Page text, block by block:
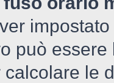
può essere
le